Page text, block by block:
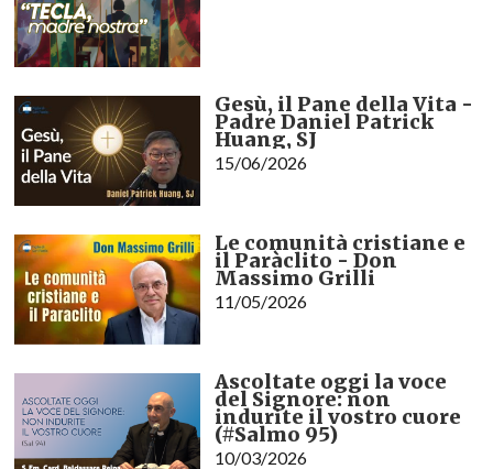
Gesù, il Pane della Vita -
Padre Daniel Patrick
Huang, SJ
15/06/2026
Le comunità cristiane e
il Paràclito - Don
Massimo Grilli
11/05/2026
Ascoltate oggi la voce
del Signore: non
indurite il vostro cuore
(#Salmo 95)
10/03/2026